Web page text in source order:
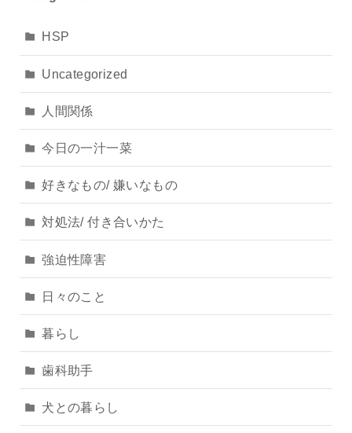
HSP
Uncategorized
人間関係
今日の一汁一菜
好きなもの/ 嫌いなもの
対処法/ 付き合いかた
強迫性障害
日々のこと
暮らし
歯科助手
犬との暮らし